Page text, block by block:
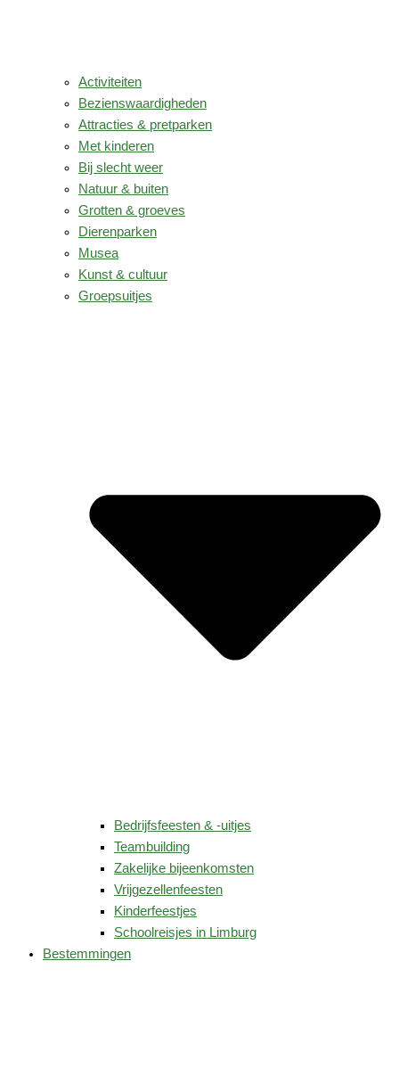
Activiteiten
Bezienswaardigheden
Attracties & pretparken
Met kinderen
Bij slecht weer
Natuur & buiten
Grotten & groeves
Dierenparken
Musea
Kunst & cultuur
Groepsuitjes
Bedrijfsfeesten & -uitjes
Teambuilding
Zakelijke bijeenkomsten
Vrijgezellenfeesten
Kinderfeestjes
Schoolreisjes in Limburg
Bestemmingen